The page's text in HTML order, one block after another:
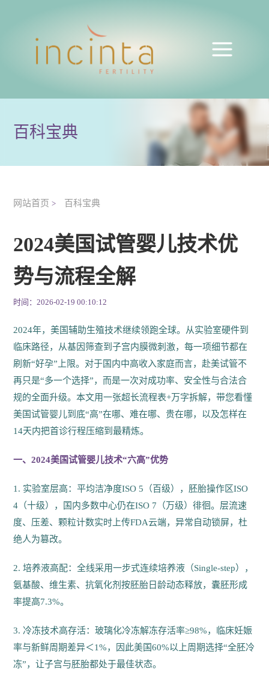
百科宝典
网站首页 > 百科宝典
2024美国试管婴儿技术优
势与流程全解
时间：2026-02-19 00:10:12
2024年，美国辅助生殖技术继续领跑全球。从实验室硬件到
临床路径，从基因筛查到子宫内膜微刺激，每一项细节都在
刷新“好孕”上限。对于国内中高收入家庭而言，赴美试管不
再只是“多一个选择”，而是一次对成功率、安全性与合法合
规的全面升级。本文用一张超长流程表+万字拆解，带您看懂
美国试管婴儿到底“高”在哪、难在哪、贵在哪，以及怎样在
14天内把首诊行程压缩到最精炼。
一、2024美国试管婴儿技术“六高”优势
1. 实验室层高：平均洁净度ISO 5（百级），胚胎操作区ISO
4（十级），国内多数中心仍在ISO 7（万级）徘徊。层流速
度、压差、颗粒计数实时上传FDA云端，异常自动锁屏，杜
绝人为篡改。
2. 培养液高配：全线采用一步式连续培养液（Single-step），
氨基酸、维生素、抗氧化剂按胚胎日龄动态释放，囊胚形成
率提高7.3%。
3. 冷冻技术高存活：玻璃化冷冻解冻存活率≥98%，临床妊娠
率与新鲜周期差异＜1%，因此美国60%以上周期选择“全胚冷
冻”，让子宫与胚胎都处于最佳状态。